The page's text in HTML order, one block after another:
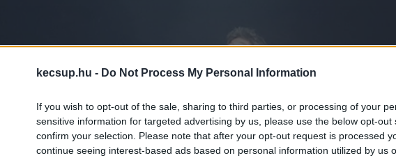
kecsup.hu - Do Not Process My Personal Information
If you wish to opt-out of the sale, sharing to third parties, or processing of your
sensitive information for targeted advertising by us, please use the below opt-out
confirm your selection. Please note that after your opt-out request is processed
continue seeing interest-based ads based on personal information utilized by us